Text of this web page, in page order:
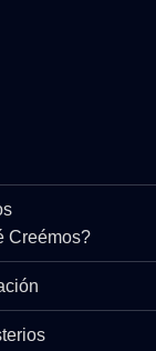
Creémos?